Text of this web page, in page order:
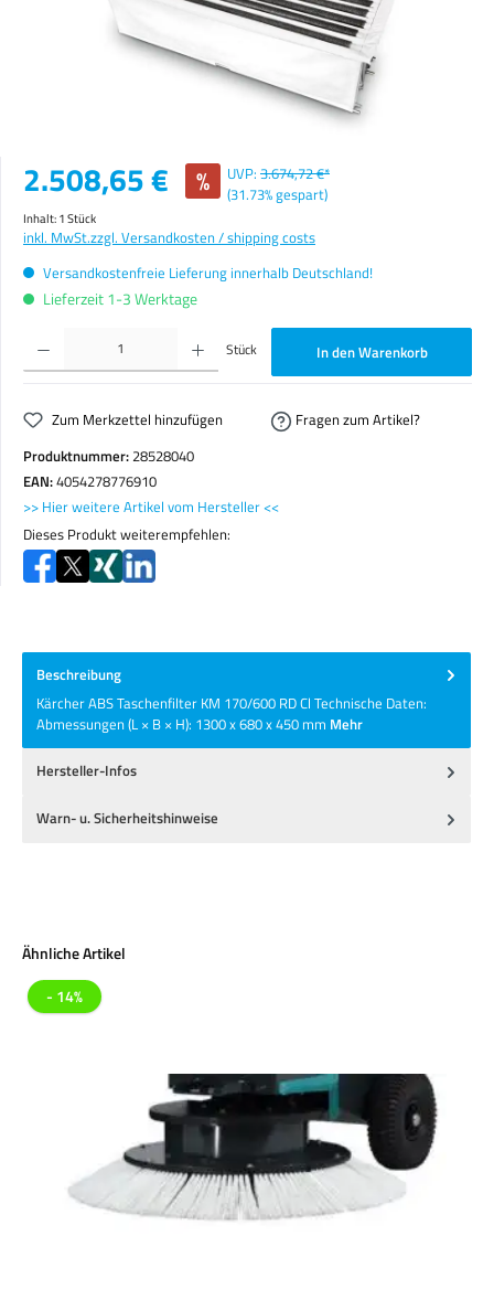
Verkaufspreis:
2.508,65 € % UVP: 3.674,72 €*
(31.73% gespart)
Inhalt:1 Stück
inkl. MwSt.zzgl. Versandkosten / shipping costs
Versandkostenfreie Lieferung innerhalb Deutschland!
Lieferzeit 1-3 Werktage
Produkt Anzahl: Gib den gewünschten Wert ein oder benutze die Schaltflächen um die Anzahl zu
Stück In den Warenkorb
Zum Merkzettel hinzufügen
Fragen zum Artikel?
Produktnummer:28528040
EAN:4054278776910
>> Hier weitere Artikel vom Hersteller <<
Dieses Produkt weiterempfehlen:
Beschreibung
Kärcher ABS Taschenfilter KM 170/600 RD Cl Technische Daten:
Abmessungen (L × B × H): 1300 x 680 x 450 mm Mehr
Hersteller-Infos
Warn- u. Sicherheitshinweise
Produktgalerie überspringen
Ähnliche Artikel
- 14%